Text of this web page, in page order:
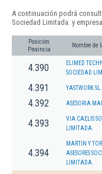
A continuación podrá
Sociedad Limitada. y
Posición
Provincia
Nombre de
4.390
ELIMED
SOCIEDAD
4.391 YASTWORK SL.
4.392 ASESORIA
4.393
VIA CAELIS
LIMITADA.
4.394
MARTIN Y
ASESORES
LIMITADA.